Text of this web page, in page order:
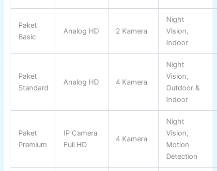
Paket
Basic
Analog HD 2 Kamera
Night
Vision,
Indoor
Paket
Standard
Analog HD 4 Kamera
Night
Vision,
Outdoor &
Indoor
Paket
Premium
IP Camera
Full HD
4 Kamera
Night
Vision,
Motion
Detection